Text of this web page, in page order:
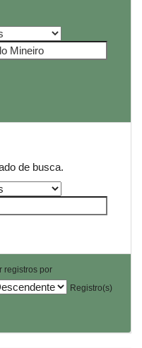
de busca.
registros por
Registro(s)